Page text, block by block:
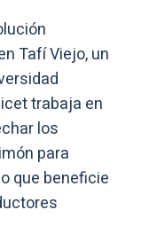
Tafí Viejo, un
trabaja en
los
para
que beneficie